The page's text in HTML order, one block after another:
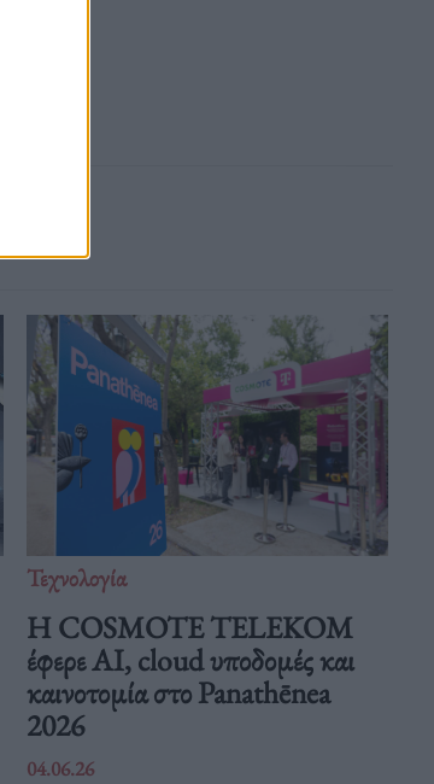
Τεχνολογία
Η COSMOTE TELEKOM
έφερε AI, cloud υποδομές και
καινοτομία στο Panathēnea
2026
04.06.26